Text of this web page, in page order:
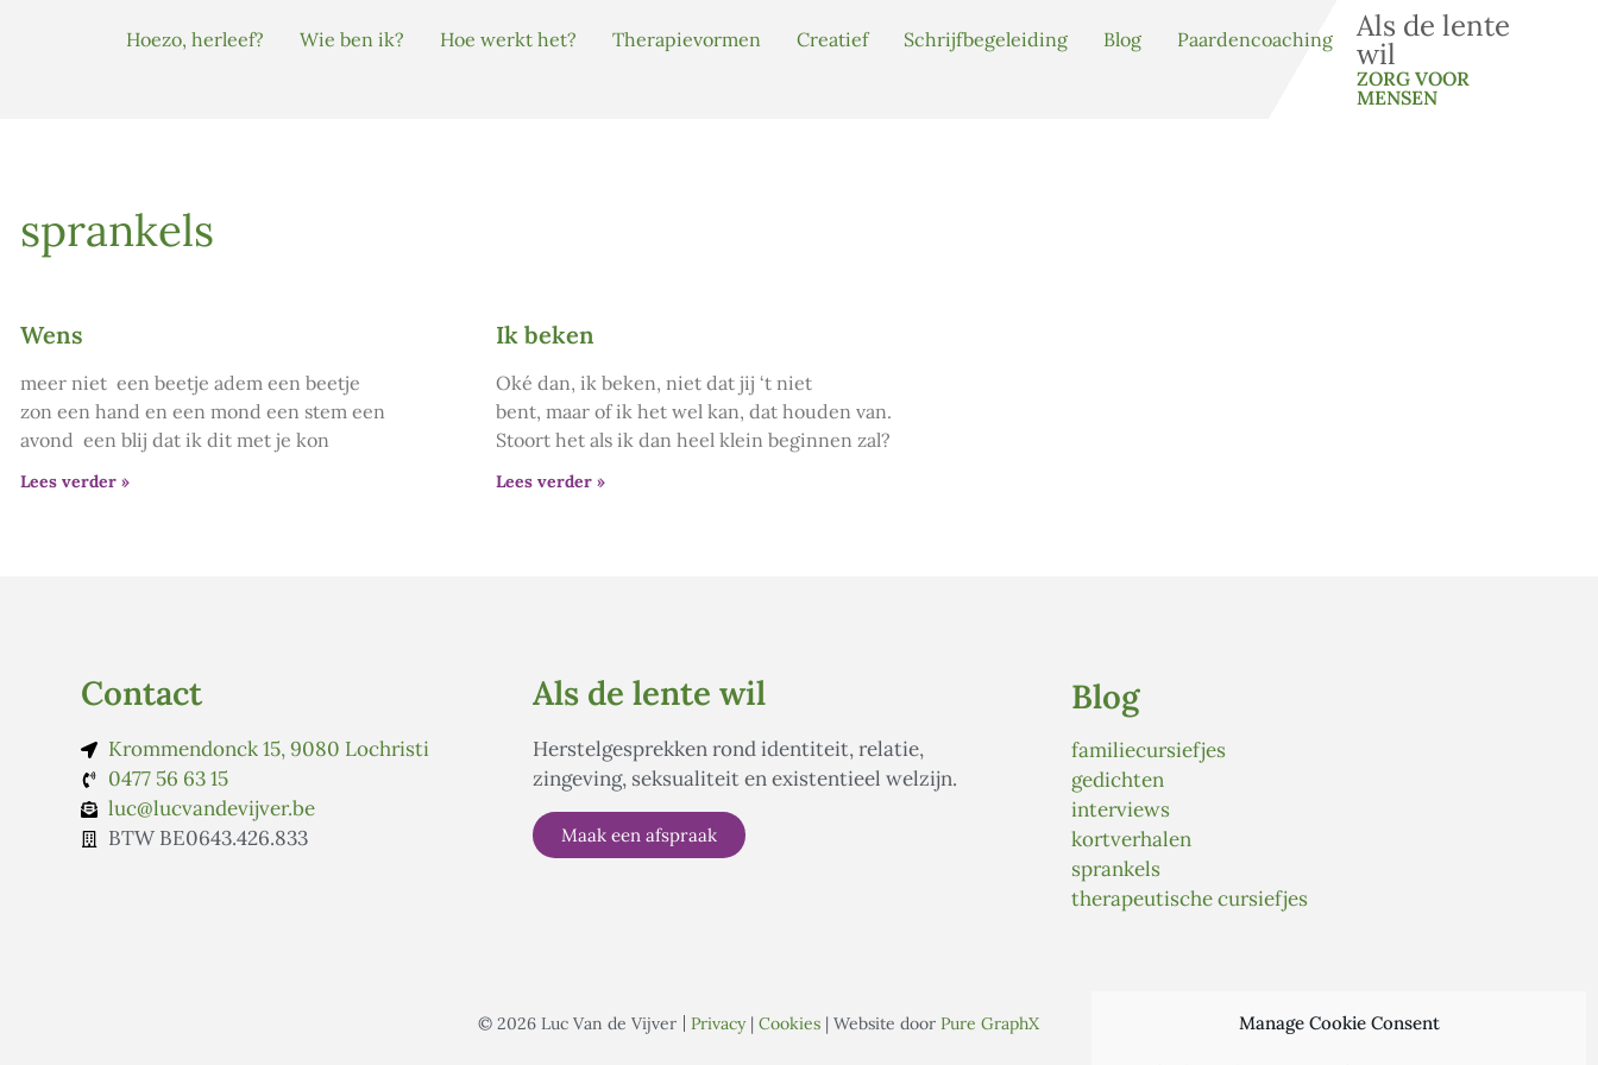
Manage Cookie Consent
Hoezo, herleef? Wie ben ik? Hoe werkt het? Therapievormen Creatief Schrijfbegeleiding Blog Paardencoaching Als de lente
wil
ZORG VOOR
MENSEN
sprankels
Wens
meer niet een beetje adem een beetje
zon een hand en een mond een stem een
avond een blij dat ik dit met je kon
Lees verder »
Ik beken
Oké dan, ik beken, niet dat jij ‘t niet
bent, maar of ik het wel kan, dat houden van.
Stoort het als ik dan heel klein beginnen zal?
Lees verder »
Contact
Krommendonck 15, 9080 Lochristi
0477 56 63 15
luc@lucvandevijver.be
BTW BE0643.426.833
Als de lente wil
Herstelgesprekken rond identiteit, relatie,
zingeving, seksualiteit en existentieel welzijn.
Maak een afspraak
Blog
familiecursiefjes
gedichten
interviews
kortverhalen
sprankels
therapeutische cursiefjes
© 2026 Luc Van de Vijver Privacy|Cookies | Website doorPure GraphX